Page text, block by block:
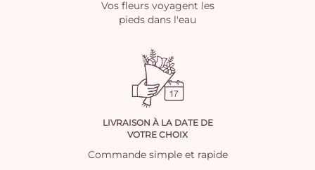
Vos fleurs voyagent les
pieds dans l'eau
LIVRAISON À LA DATE DE
VOTRE CHOIX
Commande simple et rapide